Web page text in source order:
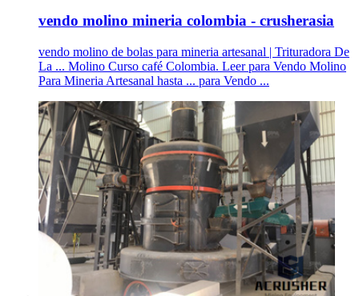
vendo molino mineria colombia - crusherasia
vendo molino de bolas para mineria artesanal | Trituradora De
La ... Molino Curso café Colombia. Leer para Vendo Molino
Para Mineria Artesanal hasta ... para Vendo ...